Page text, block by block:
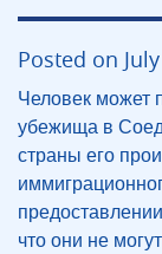
Posted on
Человек может
убежища в
страны его
что они не